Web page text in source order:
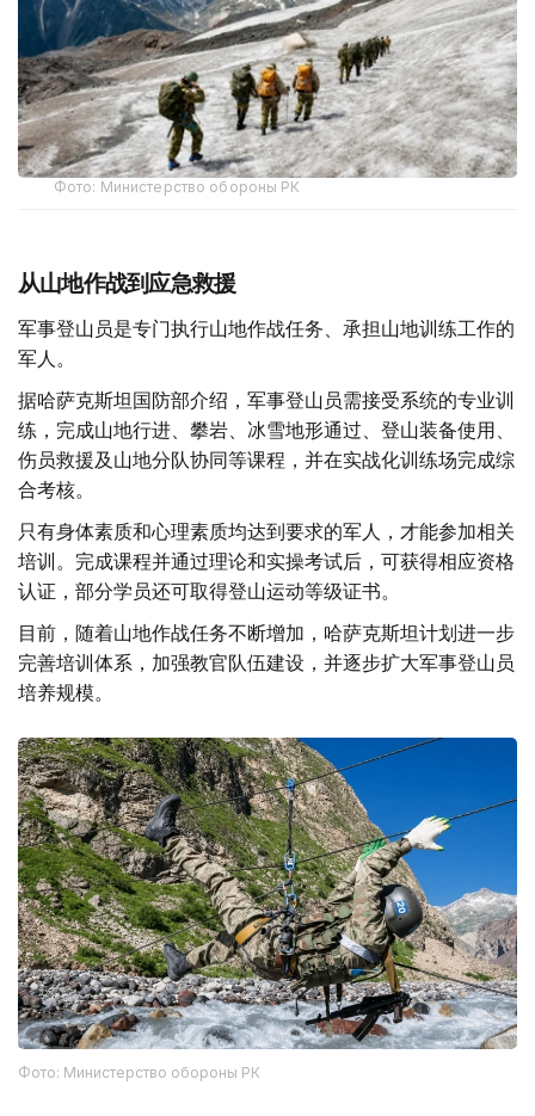
Фото: Министерство обороны РК
从山地作战到应急救援
军事登山员是专门执行山地作战任务、承担山地训练工作的
军人。
据哈萨克斯坦国防部介绍，军事登山员需接受系统的专业训
练，完成山地行进、攀岩、冰雪地形通过、登山装备使用、
伤员救援及山地分队协同等课程，并在实战化训练场完成综
合考核。
只有身体素质和心理素质均达到要求的军人，才能参加相关
培训。完成课程并通过理论和实操考试后，可获得相应资格
认证，部分学员还可取得登山运动等级证书。
目前，随着山地作战任务不断增加，哈萨克斯坦计划进一步
完善培训体系，加强教官队伍建设，并逐步扩大军事登山员
培养规模。
Фото: Министерство обороны РК